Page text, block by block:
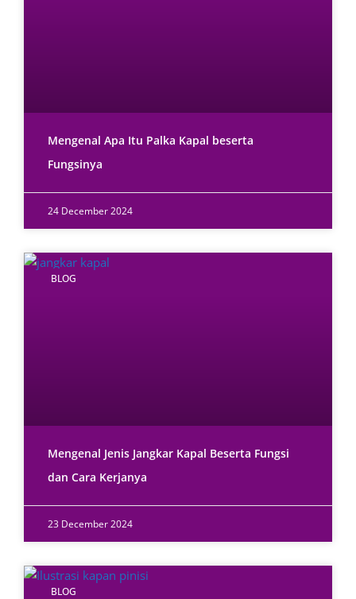
Mengenal Apa Itu Palka Kapal beserta
Fungsinya
24 December 2024
BLOG
Mengenal Jenis Jangkar Kapal Beserta Fungsi
dan Cara Kerjanya
23 December 2024
BLOG